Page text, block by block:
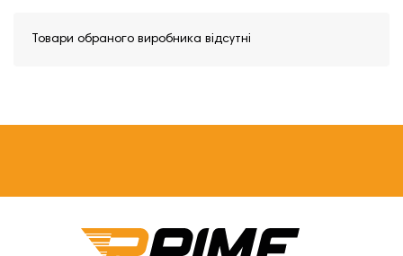
Товари обраного виробника відсутні